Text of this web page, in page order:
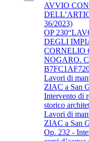
AVVIO
36/2023)
OP
DEGLI
CORNELIO
NOGARO.
Lavori di
ZIAC a San
Intervento di
storico
Lavori di
ZIAC a San
Op. 232 -